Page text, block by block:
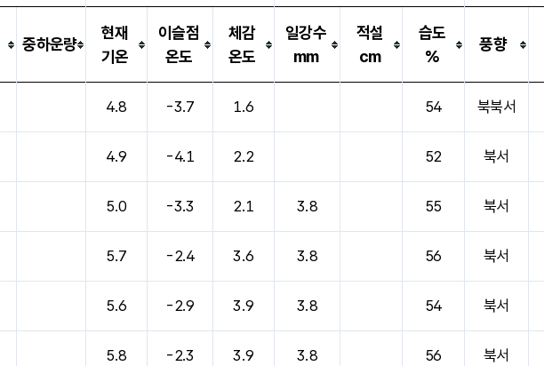
중하운량
현재
기온
이슬점
온도
체감
온도
일강수
mm
적설
cm
습도
%
풍향
4.8 -3.7 1.6 54 북북서
4.9 -4.1 2.2 52 북서
5.0 -3.3 2.1 3.8 55 북서
5.7 -2.4 3.6 3.8 56 북서
5.6 -2.9 3.9 3.8 54 북서
5.8 -2.3 3.9 3.8 56 북서